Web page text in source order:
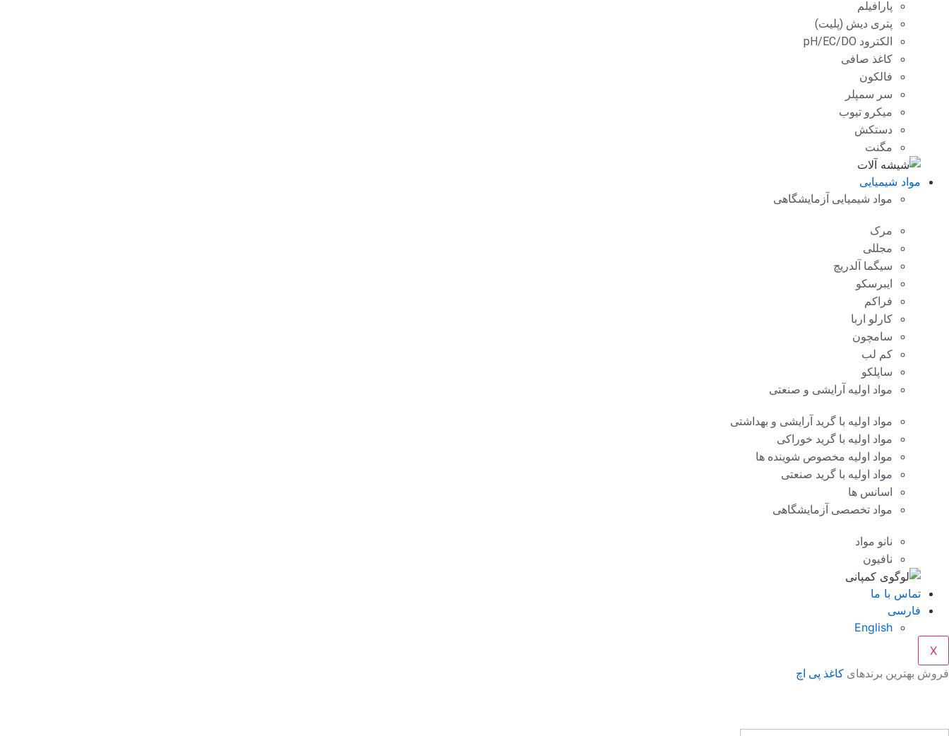
پارافیلم
پتری دیش (پلیت)
الکترود pH/EC/DO
کاغذ صافی
فالکون
سر سمپلر
میکرو تیوب
دستکش
مگنت
مواد شیمیایی
مواد شیمیایی آزمایشگاهی
مرک
مجللی
سیگما آلدریچ
ایبرسکو
فراکم
کارلو اربا
سامچون
کم لب
ساپلکو
مواد اولیه آرایشی و صنعتی
مواد اولیه با گرید آرایشی و بهداشتی
مواد اولیه با گرید خوراکی
مواد اولیه مخصوص شوینده ها
مواد اولیه با گرید صنعتی
اسانس ها
مواد تخصصی آزمایشگاهی
نانو مواد
نافیون
تماس با ما
فارسی
English
X
فروش بهترین برندهای کاغذ پی اچ